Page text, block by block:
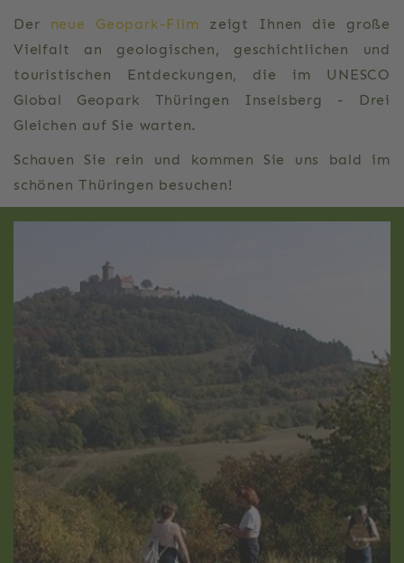
Der neue Geopark-Film zeigt Ihnen die große
Vielfalt an geologischen, geschichtlichen und
touristischen Entdeckungen, die im UNESCO
Global Geopark Thüringen Inselsberg - Drei
Gleichen auf Sie warten.
Schauen Sie rein und kommen Sie uns bald im
schönen Thüringen besuchen!